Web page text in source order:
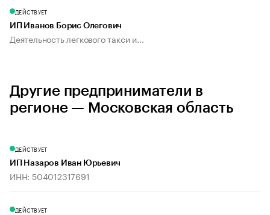
ДЕЙСТВУЕТ
ИП Иванов Борис Олегович
Деятельность легкового такси и...
Другие предприниматели в
регионе — Московская область
ДЕЙСТВУЕТ
ИП Назаров Иван Юрьевич
ИНН: 504012317691
ДЕЙСТВУЕТ